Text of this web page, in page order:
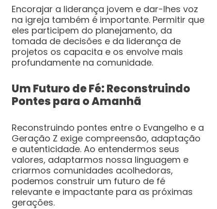
Encorajar a liderança jovem e dar-lhes voz
na igreja também é importante. Permitir que
eles participem do planejamento, da
tomada de decisões e da liderança de
projetos os capacita e os envolve mais
profundamente na comunidade.
Um Futuro de Fé: Reconstruindo
Pontes para o Amanhã
Reconstruindo pontes entre o Evangelho e a
Geração Z exige compreensão, adaptação
e autenticidade. Ao entendermos seus
valores, adaptarmos nossa linguagem e
criarmos comunidades acolhedoras,
podemos construir um futuro de fé
relevante e impactante para as próximas
gerações.